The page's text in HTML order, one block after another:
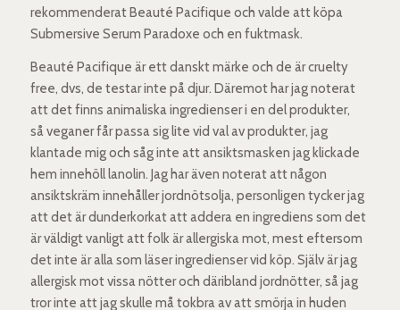
rekommenderat Beauté Pacifique och valde att köpa
Submersive Serum Paradoxe och en fuktmask.
Beauté Pacifique är ett danskt märke och de är cruelty
free, dvs, de testar inte på djur. Däremot har jag noterat
att det finns animaliska ingredienser i en del produkter,
så veganer får passa sig lite vid val av produkter, jag
klantade mig och såg inte att ansiktsmasken jag klickade
hem innehöll lanolin. Jag har även noterat att någon
ansiktskräm innehåller jordnötsolja, personligen tycker jag
att det är dunderkorkat att addera en ingrediens som det
är väldigt vanligt att folk är allergiska mot, mest eftersom
det inte är alla som läser ingredienser vid köp. Själv är jag
allergisk mot vissa nötter och däribland jordnötter, så jag
tror inte att jag skulle må tokbra av att smörja in huden